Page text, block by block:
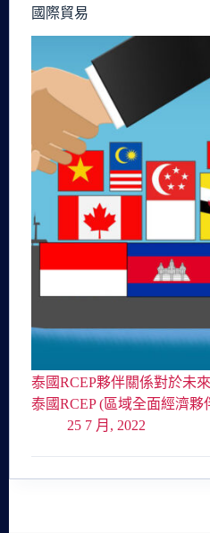
國際貿易
泰國RCEP夥伴關係對於未
泰國RCEP (區域全面經濟
25 7 月, 2022